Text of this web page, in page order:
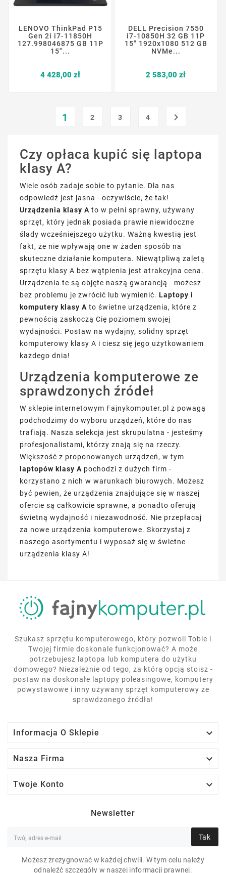
LENOVO ThinkPad P15
Gen 2i i7-11850H
127.998046875 GB 11P
15"...
4 428,00 złCena
DELL Precision 7550
i7-10850H 32 GB 11P
15" 1920x1080 512 GB
NVMe...
2 583,00 złCena
1 2 3 4 
Czy opłaca kupić się laptopa
klasy A?
Wiele osób zadaje sobie to pytanie. Dla nas
odpowiedź jest jasna - oczywiście, że tak!
Urządzenia klasy A to w pełni sprawny, używany
sprzęt, który jednak posiada prawie niewidoczne
ślady wcześniejszego użytku. Ważną kwestią jest
fakt, że nie wpływają one w żaden sposób na
skuteczne działanie komputera. Niewątpliwą zaletą
sprzętu klasy A bez wątpienia jest atrakcyjna cena.
Urządzenia te są objęte naszą gwarancją - możesz
bez problemu je zwrócić lub wymienić. Laptopy i
komputery klasy A to świetne urządzenia, które z
pewnością zaskoczą Cię poziomem swojej
wydajności. Postaw na wydajny, solidny sprzęt
komputerowy klasy A i ciesz się jego użytkowaniem
każdego dnia!
Urządzenia komputerowe ze
sprawdzonych źródeł
W sklepie internetowym Fajnykomputer.pl z powagą
podchodzimy do wyboru urządzeń, które do nas
trafiają. Nasza selekcja jest skrupulatna - jesteśmy
profesjonalistami, którzy znają się na rzeczy.
Większość z proponowanych urządzeń, w tym
laptopów klasy A pochodzi z dużych firm -
korzystano z nich w warunkach biurowych. Możesz
być pewien, że urządzenia znajdujące się w naszej
ofercie są całkowicie sprawne, a ponadto oferują
świetną wydajność i niezawodność. Nie przepłacaj
za nowe urządzenia komputerowe. Skorzystaj z
naszego asortymentu i wyposaż się w świetne
urządzenia klasy A!
Szukasz sprzętu komputerowego, który pozwoli Tobie i
Twojej firmie doskonale funkcjonować? A może
potrzebujesz laptopa lub komputera do użytku
domowego? Niezależnie od tego, za którą opcją stoisz -
postaw na doskonałe laptopy poleasingowe, komputery
powystawowe i inny używany sprzęt komputerowy ze
sprawdzonego źródła!
Informacja O Sklepie 
Nasza Firma 
Twoje Konto 
Newsletter
Tak
Możesz zrezygnować w każdej chwili. W tym celu należy
odnaleźć szczegóły w naszej informacji prawnej.